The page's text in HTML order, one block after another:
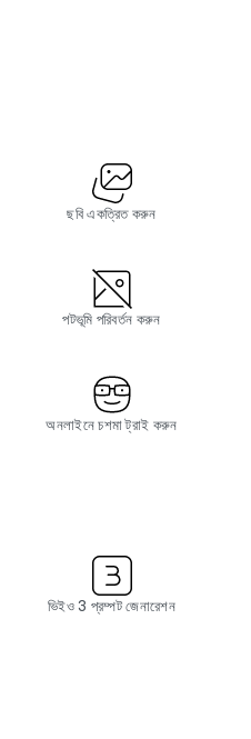
ছবি একত্রিত করুন
পটভূমি পরিবর্তন করুন
অনলাইনে চশমা ট্রাই করুন
ভিইও 3 প্রম্পট জেনারেশন